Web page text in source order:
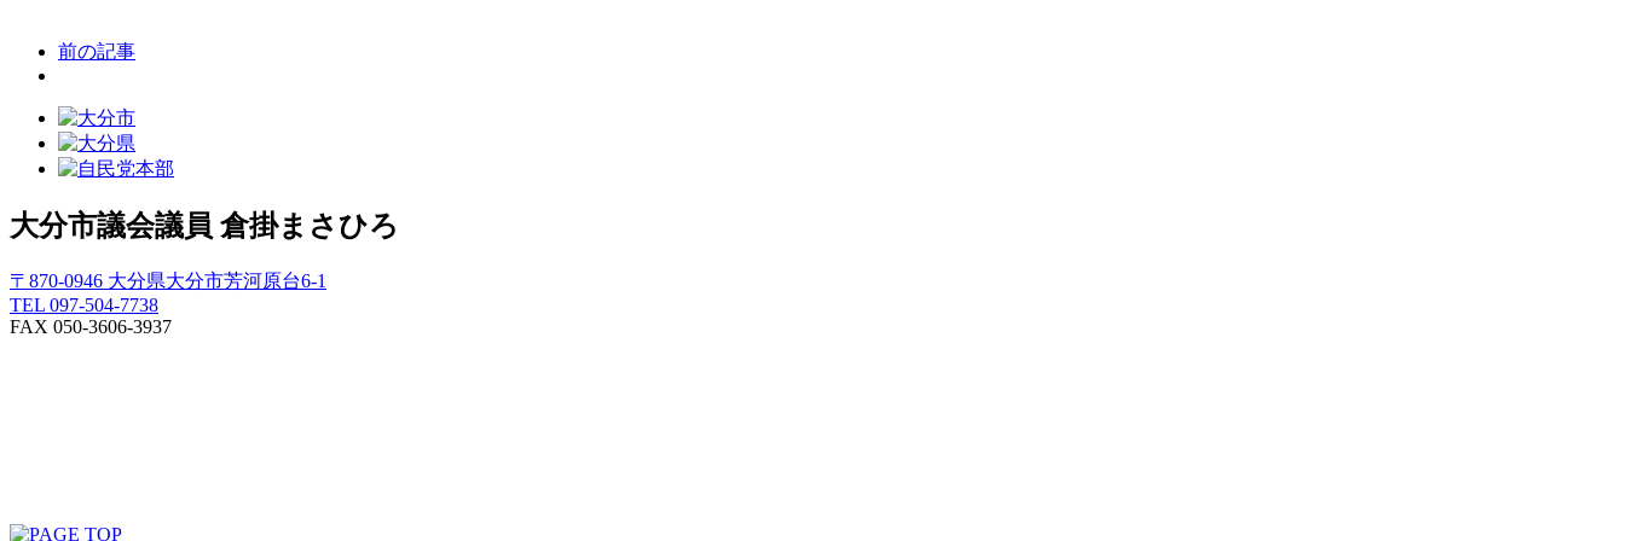
前の記事
大分市議会議員 倉掛まさひろ
〒870-0946 大分県大分市芳河原台6-1
TEL 097-504-7738
FAX 050-3606-3937